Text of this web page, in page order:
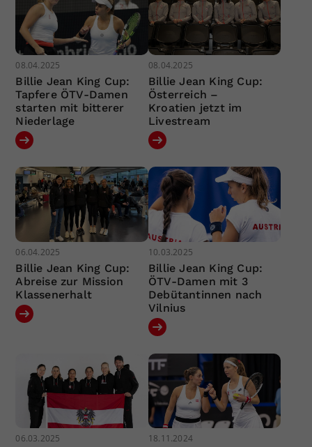
08.04.2025
Billie Jean King Cup:
Tapfere ÖTV-Damen
starten mit bitterer
Niederlage
08.04.2025
Billie Jean King Cup:
Österreich –
Kroatien jetzt im
Livestream
06.04.2025
Billie Jean King Cup:
Abreise zur Mission
Klassenerhalt
10.03.2025
Billie Jean King Cup:
ÖTV-Damen mit 3
Debütantinnen nach
Vilnius
06.03.2025 18.11.2024